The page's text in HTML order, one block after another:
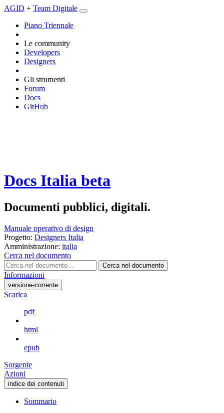
AGID + Team Digitale
Piano Triennale
Le community
Developers
Designers
Gli strumenti
Forum
Docs
GitHub
Docs Italia beta
Documenti pubblici, digitali.
Manuale operativo di design
Progetto: Designers Italia
Amministrazione: italia
Cerca nel documento
Cerca nel documento
Informazioni
versione-corrente
Scarica
pdf
html
epub
Sorgente
Azioni
indice dei contenuti
Sommario